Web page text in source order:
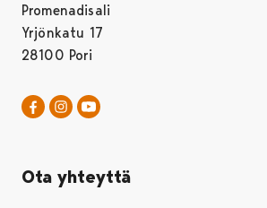
Promenadisali
Yrjönkatu 17
28100 Pori
Pori Sinfonietta Facebookissa
Avautuu uudessa välilehdessä
Pori Sinfonietta Instagrammissa
Avautuu uudessa välilehdessä
Ota yhteyttä